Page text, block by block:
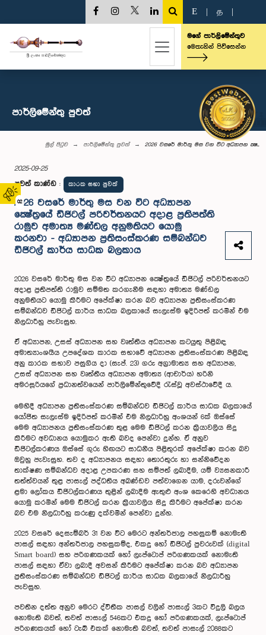
02
E த
මගේ පාර්ලිමේන්තුව
මෙතැනින් පිවිසෙන්න
පාර්ලි‌මේන්තු පුවත්
මුල් පිටුව පාර්ලි‌මේන්තු පුවත් 2026 වසරේ මාර්තු මස වන විට අධ්‍යාපන ක්‍ෂ...
2025-09-25
පුවත් කාණ්ඩ : කාරක සභා පුවත්
2026 වසරේ මාර්තු මස වන විට අධ්‍යාපන
ක්‍ෂේත්‍රයේ ඩිජිටල් පරිවර්තනයට අදාළ ප්‍රතිපත්ති
රාමුව අමාත්‍ය මණ්ඩල අනුමතියට යොමු
කරනවා - අධ්‍යාපන ප්‍රතිසංස්කරණ සම්බන්ධව
ඩිජිටල් කාර්ය සාධක බලකාය
2026 වසරේ මාර්තු මස වන විට අධ්‍යාපන ක්‍ෂේත්‍රයේ ඩිජිටල් පරිවර්තනයට
අදාළ ප්‍රතිපත්ති රාමුව සම්මත කරගැනීම සඳහා අමාත්‍ය මණ්ඩල
අනුමතියට යොමු කිරීමට අපේක්ෂා කරන බව අධ්‍යාපන ප්‍රතිසංස්කරණ
සම්බන්ධව ඩිජිටල් කාර්ය සාධක බලකායේ සැලැස්ම ඉදිරිපත් කරමින් එම
නිලධාරීහු පැවැසුහ.
ඒ අධ්‍යාපන, උසස් අධ්‍යාපන සහ වෘත්තීය අධ්‍යාපන කටයුතු පිළිබඳ
අමාත්‍යාංශයීය උපදේශක කාරක සභාවේ අධ්‍යාපන ප්‍රතිසංස්කරණ පිළිබඳ
අනු කාරක සභාව පසුගිය දා (සැප්. 23) ගරු අග්‍රාමාත්‍ය සහ අධ්‍යාපන,
උසස් අධ්‍යාපන සහ වෘත්තීය අධ්‍යාපන අමාත්‍ය (ආචාර්ය) හරිනි
අමරසූරියගේ ප්‍රධානත්වයෙන් පාර්ලිමේන්තුවේදී රැස්වූ අවස්ථාවේදී ය.
මෙහිදී අධ්‍යාපන ප්‍රතිසංස්කරණ සම්බන්ධව ඩිජිටල් කාර්ය සාධක බලකායේ
යෝජිත සැලැස්ම ඉදිරිපත් කරමින් එම නිලධාරිහු අංශයන් 6ක් ඔස්සේ
මෙම අධ්‍යාපනය ප්‍රතිසංස්කරණ තුළ මෙම ඩිජිටල් කරන ක්‍රියාවලිය සිදු
කිරීමට අවධානය යොමුකර ඇති බවද පෙන්වා දුන්හ. ඒ අනුව
ඩිජිටල්කරණය ඔස්සේ ගුරු හිඟයට සාධනීය පිළිතුරක් අපේක්ෂා කරන බව
ඔවුහු පැවැසුහ. තව ද අධ්‍යාපනය සඳහා තොරතුරු හා සන්නිවේදන
තාක්ෂණ සම්බන්ධව අදාළ උපකරණ සහ සම්පත් ලබාදීම, යම් ව්‍යසනකාරී
තත්ත්වයන් තුළ පාසැල් පද්ධතිය අඛණ්ඩව පත්වාගෙන යාම, දරුවන්ගේ
ළමා ලෝකය ඩිජිටල්කරණය තුළින් ලබාදීම ඇතුළු අංශ කෙරෙහි අවධානය
යොමු කරමින් මෙම ඩිජිටල් කරන ක්‍රියාවලිය සිදු කිරීමට අපේක්ෂා කරන
බව එම නිලධාරීහු කරුණු දක්වමින් පෙන්වා දුන්හ.
2025 වසරේ දෙසැම්බර් 31 වන විට මෙරට අන්තර්ජාල පහසුකම් නොමැති
පාසල් සඳහා අන්තර්ජාල පහසුකම්ද, එකදු හෝ ඩිජිටල් පුවරුවක් (digital
Smart board) සහ පරිගණකයක් හෝ ලැප්ටොප් පරිගණකයක් නොමැති
පාසල් සඳහා ඒවා ලබාදී අවසන් කිරීමට අපේක්ෂා කරන බව අධ්‍යාපන
ප්‍රතිසංස්කරණ සම්බන්ධව ඩිජිටල් කාර්ය සාධක බලකායේ නිලධාරීහු
පැවසුහ.
පවතින දත්ත අනුව මෙරට ද්විතීක පාසල් වලින් පාසැල් 3කට විදුලි බලය
නොමැති බවත්, තවත් පාසැල් 546කට එකදු හෝ පරිගණකයක්, ලැප්ටොප්
පරිගණකයක් හෝ ටැබ් එකක් නොමැති බවත්, තවත් පාසැල් 2088කට